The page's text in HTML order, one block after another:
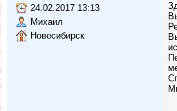
24.02.2017 13:13
Михаил
Новосибирск